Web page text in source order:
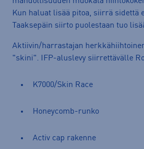
Kun haluat lisää pitoa, siirrä sidettä
Taaksepäin siirto puolestaan tuo
Aktiivin/harrastajan
"skini". IFP-aluslevy siirrettävälle
K7000/Skin Race
Honeycomb-runko
Activ cap rakenne